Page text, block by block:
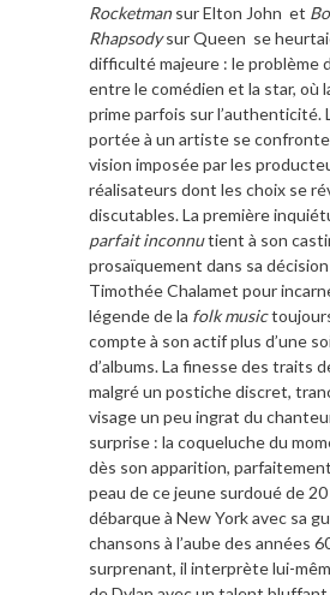
Rocketmansur Elton John et
Rhapsodysur Queen se
difficulté majeure : le problème
entre le comédien et la star, où
prime parfois sur l’authenticité.
portée à un artiste se
vision imposée par les
réalisateurs dont les choix se
discutables. La première
parfait inconnutient à son
prosaïquement dans sa décision
Timothée Chalamet pour
légende de la folk music
compte à son actif plus d’une
d’albums. La finesse des traits
malgré un postiche discret,
visage un peu ingrat du
surprise : la coqueluche du
dès son apparition, parfaitement
peau de ce jeune surdoué de
débarque à New York avec sa
chansons à l’aube des années
surprenant, il interprète lui-